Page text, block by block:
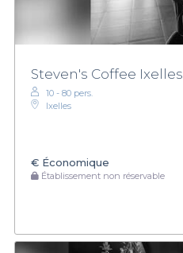
Steven's Coffee Ixelles
10 - 80 pers.
Ixelles
€ Économique
Établissement non réservable